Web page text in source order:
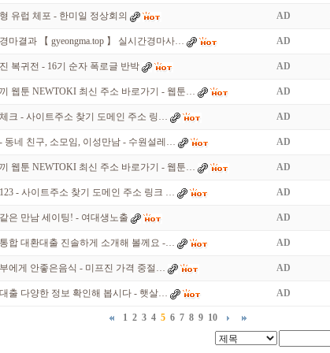
유럽 체포 - 한미일 정상회의 AD
마결과 【 gyeongma.top 】 실시간경마사… AD
복귀전 - 16기 순자 폭로글 반박 AD
웹툰 NEWTOKI 최신 주소 바로가기 - 웹툰… AD
크 - 사이트주소 찾기 도메인 주소 링… AD
동네 친구, 소모임, 이성만남 - 수원설레… AD
웹툰 NEWTOKI 최신 주소 바로가기 - 웹툰… AD
- 사이트주소 찾기 도메인 주소 링크 … AD
은 만남 세이팅! - 여­대­생­노­출 AD
합 대환대출 진솔하게 소개해 볼께요 -… AD
에게 안좋은음식 - 미프진 가격 중절… AD
출 다양한 정보 확인해 봅시다 - 햇살… AD
1 2 3 4 5 6 7 8 9 10